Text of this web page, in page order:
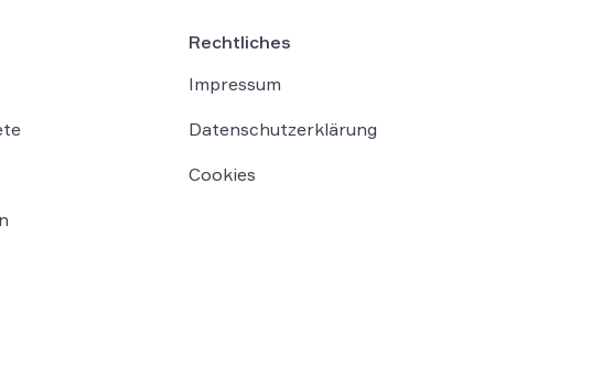
und auf höchstem Niveau vertritt, ist bei
für die großartige Unterstützung!
Rechtliches
Impressum
Datenschutzerklärung
Cookies